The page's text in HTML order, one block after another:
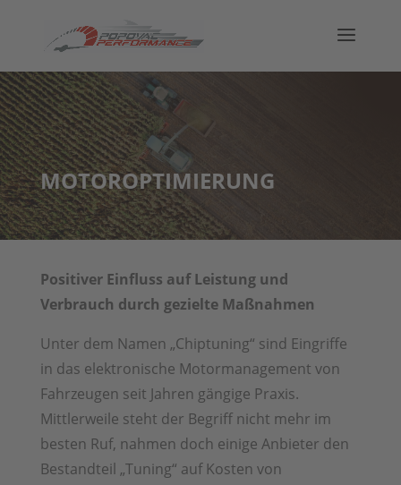
MOTOROPTIMIERUNG
Positiver Einfluss auf Leistung und
Verbrauch durch gezielte Maßnahmen
Unter dem Namen „Chiptuning“ sind Eingriffe
in das elektronische Motormanagement von
Fahrzeugen seit Jahren gängige Praxis.
Mittlerweile steht der Begriff nicht mehr im
besten Ruf, nahmen doch einige Anbieter den
Bestandteil „Tuning“ auf Kosten von